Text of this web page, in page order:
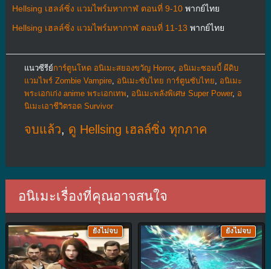
Hellsing เฮลล์ซิ่ง แวมไพร์มหากาฬ ตอนที่ 9-10พากย์ไทย
Hellsing เฮลล์ซิ่ง แวมไพร์มหากาฬ ตอนที่ 11-13 พากย์ไทย
แนวซีรีย์การ์ตูนโหด อนิเมะสยองขวัญ Horror, อนิเมะซอมบี้ ผีดิบ
แวมไพร์ Zombie Vampire, อนิเมะซับไทย การ์ตูนซับไทย
อนิเมะ
พระเอกเก่ง anime พระเอกเทพ
อนิเมะพลังพิเศษ Super Power, อ
นิเมะเอาชีวิตรอด Survivor
จบแล้ว, ดู Hellsing เฮลล์ซิ่ง ทุกภาค
อนิเมะเรื่องที่คุณอาจสนใจ
ยังไม่จบ ยังไม่จบ